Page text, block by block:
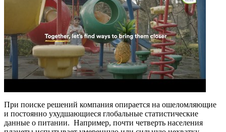
При поиске решений компания опирается на ошеломляющие
и постоянно ухудшающиеся глобальные статистические
данные о питании. Например, почти четверть населения